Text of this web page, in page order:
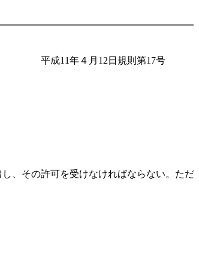
平成11年４月12日規則第17号
、その許可を受けなければならない。ただ